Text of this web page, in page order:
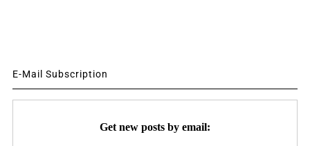
E-Mail Subscription
Get new posts by email: